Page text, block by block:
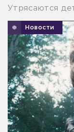
Утрясаются
Новости